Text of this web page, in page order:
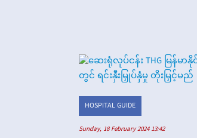
HOSPITAL GUIDE
Sunday, 18 February 2024 13:42